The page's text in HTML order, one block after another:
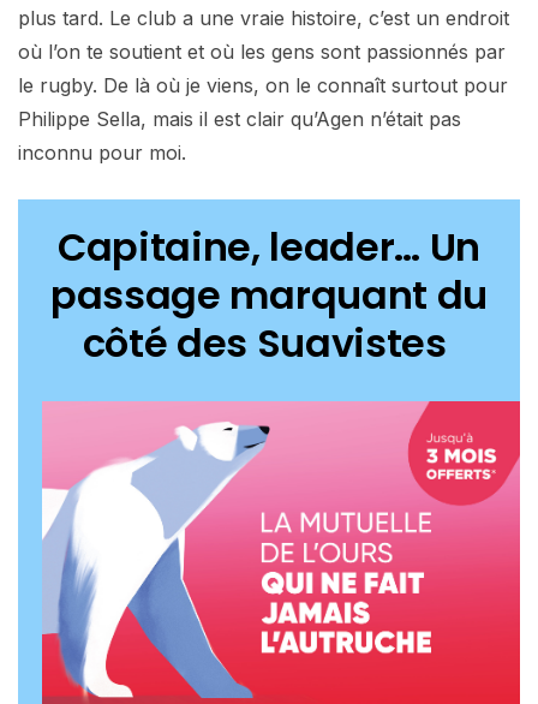
plus tard. Le club a une vraie histoire, c’est un endroit
où l’on te soutient et où les gens sont passionnés par
le rugby. De là où je viens, on le connaît surtout pour
Philippe Sella, mais il est clair qu’Agen n’était pas
inconnu pour moi.
Capitaine, leader… Un
passage marquant du
côté des Suavistes